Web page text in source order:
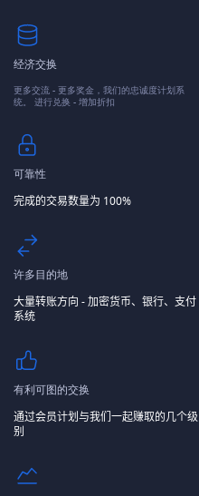
经济交换
更多交流 - 更多奖金，我们的忠诚度计划系
统。 进行兑换 - 增加折扣
可靠性
完成的交易数量为 100%
许多目的地
大量转账方向 - 加密货币、银行、支付
系统
有利可图的交换
通过会员计划与我们一起赚取的几个级
别